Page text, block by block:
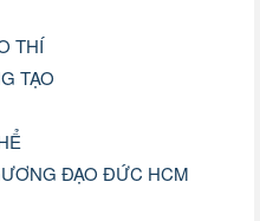
THÍ
TẠO
ĐẠO ĐỨC HCM